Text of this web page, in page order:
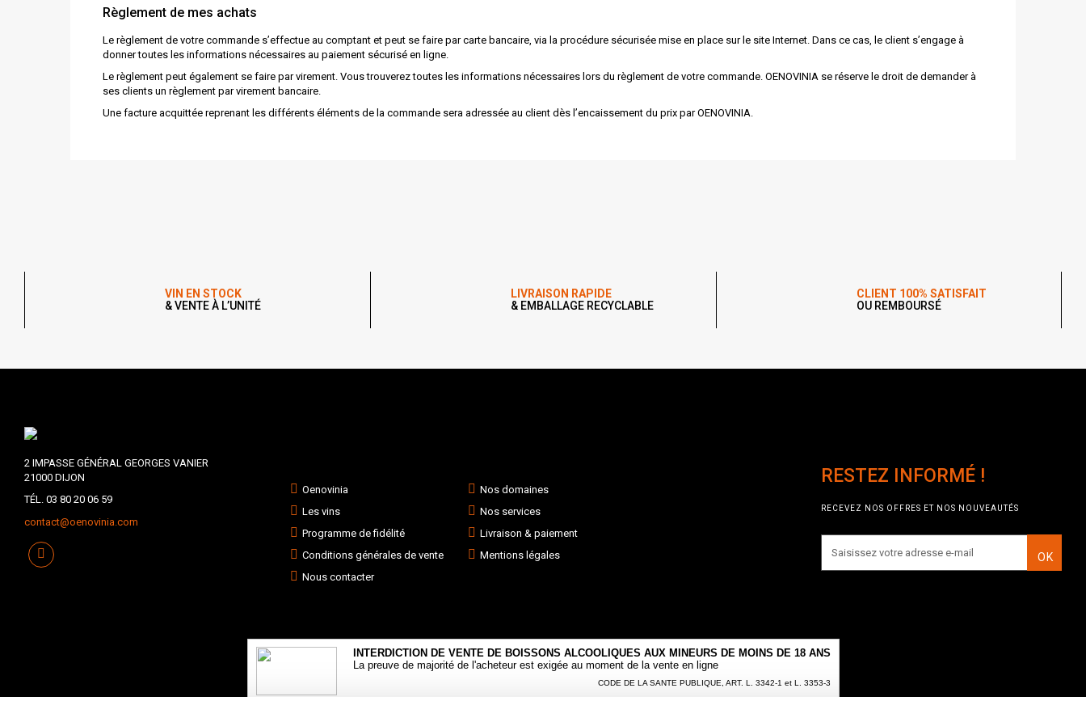
Règlement de mes achats
Le règlement de votre commande s’effectue au comptant et peut se faire par carte bancaire, via la procédure sécurisée mise en place sur le site Internet. Dans ce cas, le client s’engage à
donner toutes les informations nécessaires au paiement sécurisé en ligne.
Le règlement peut également se faire par virement. Vous trouverez toutes les informations nécessaires lors du règlement de votre commande. OENOVINIA se réserve le droit de demander à
ses clients un règlement par virement bancaire.
Une facture acquittée reprenant les différents éléments de la commande sera adressée au client dès l’encaissement du prix par OENOVINIA.
VIN EN STOCK
& VENTE À L’UNITÉ
LIVRAISON RAPIDE
& EMBALLAGE RECYCLABLE
CLIENT 100% SATISFAIT
OU REMBOURSÉ
2 IMPASSE GÉNÉRAL GEORGES VANIER
21000 DIJON
TÉL. 03 80 20 06 59
contact@oenovinia.com
Oenovinia
Nos domaines
Les vins
Nos services
Programme de fidélité
Livraison & paiement
Conditions générales de vente
Mentions légales
Nous contacter
RESTEZ INFORMÉ !
RECEVEZ NOS OFFRES ET NOS NOUVEAUTÉS
OK
INTERDICTION DE VENTE DE BOISSONS ALCOOLIQUES AUX MINEURS DE MOINS DE 18 ANS
La preuve de majorité de l'acheteur est exigée au moment de la vente en ligne
CODE DE LA SANTE PUBLIQUE, ART. L. 3342-1 et L. 3353-3